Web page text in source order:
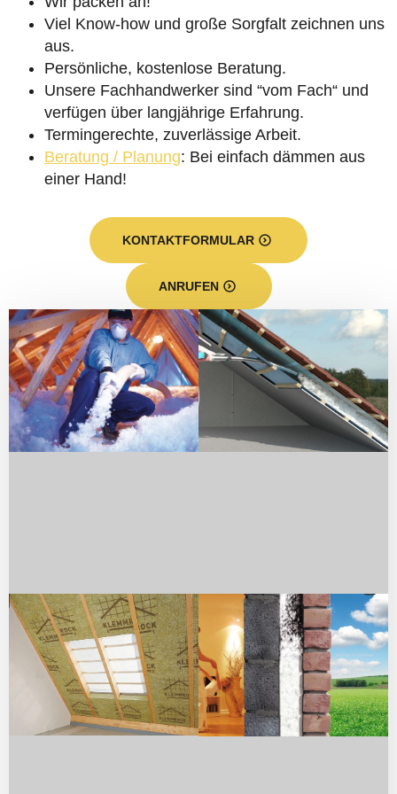
Viel Know-how und große Sorgfalt zeichnen uns
aus.
Persönliche, kostenlose Beratung.
Unsere Fachhandwerker sind “vom Fach“ und
verfügen über langjährige Erfahrung.
Termingerechte, zuverlässige Arbeit.
Beratung / Planung: Bei einfach dämmen aus
einer Hand!
KONTAKTFORMULAR
ANRUFEN